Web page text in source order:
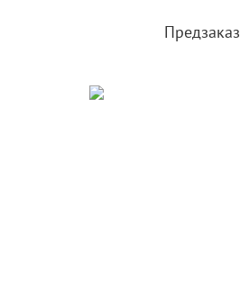
Предзаказ